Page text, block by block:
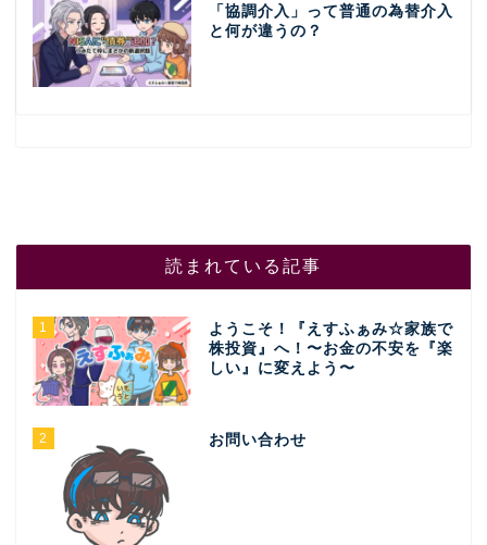
「協調介入」って普通の為替介入
と何が違うの？
読まれている記事
1
ようこそ！『えすふぁみ☆家族で
株投資』へ！〜お金の不安を『楽
しい』に変えよう〜
2 お問い合わせ